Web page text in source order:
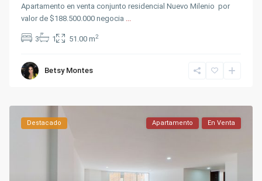
Apartamento en venta conjunto residencial Nuevo Milenio por
valor de $188.500.000 negocia
3 1 51.00 m2
Betsy Montes
Destacado Apartamento En Venta